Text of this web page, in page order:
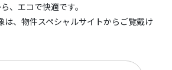
、エコで快適です。
、物件スペシャルサイトからご覧戴け